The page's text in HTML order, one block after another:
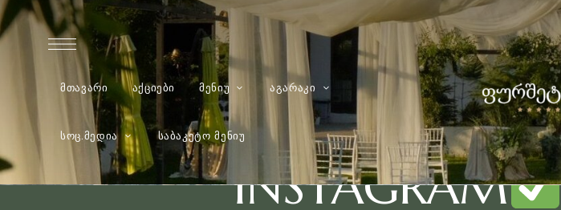
ᲛᲗᲐᲕᲐᲠᲘ ᲐᲥᲪᲘᲔᲑᲘ ᲛᲔᲜᲘᲣ ᲐᲒᲐᲠᲐᲙᲘ
ᲡᲝᲪ.ᲛᲔᲓᲘᲐ ᲡᲐᲑᲐᲙᲔᲢᲝ ᲛᲔᲜᲘᲣ
INSTAGRAM